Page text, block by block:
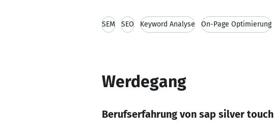
SEM SEO Keyword Analyse On-Page Optimierung
Werdegang
Berufserfahrung von sap silver touch